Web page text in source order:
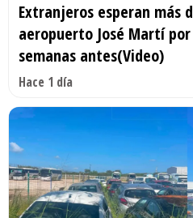
Extranjeros esperan más
aeropuerto José Martí
semanas antes(Video)
Hace 1 día